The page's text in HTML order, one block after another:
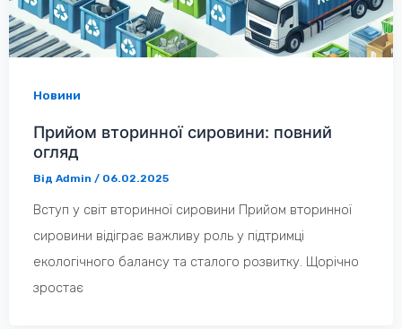
Новини
Прийом вторинної сировини: повний
огляд
Від Admin / 06.02.2025
Вступ у світ вторинної сировини Прийом вторинної
сировини відіграє важливу роль у підтримці
екологічного балансу та сталого розвитку. Щорічно
зростає